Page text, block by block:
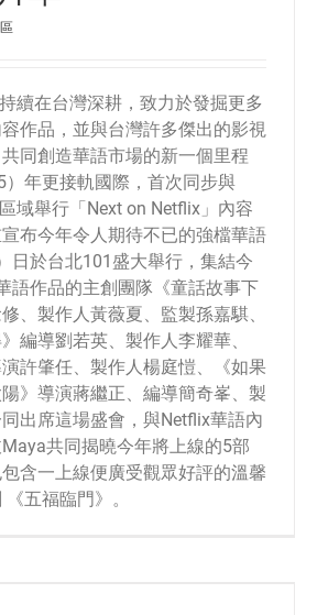
續在台灣深耕，致力於發掘更多
作品，並與台灣許多傑出的影視
同創造華語市場的新一個里程
）年更接軌國際，首次同步與
域舉行「Next on Netflix」內容
布今年令人期待不已的強檔華語
日於台北101盛大舉行，集結今
語作品的主創團隊《童話故事下
、製作人黃薇夏、監製孫嘉騏、
》編導劉若英、製作人李耀華、
演許肇任、製作人楊庭愷、《如果
》導演蔣繼正、編導簡奇峯、製
出席這場盛會，與Netflix華語內
共同揭曉今年將上線的5部
含一上線便廣受觀眾好評的溫馨
五福臨門》。